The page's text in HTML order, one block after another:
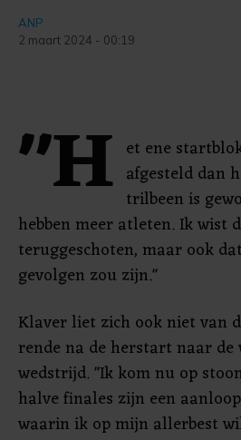
ANP
2 maart 2024 - 00:19
"H et ene
afgesteld dan
trilbeen is
hebben meer atleten. Ik wist
teruggeschoten, maar ook
gevolgen zou zijn."
Klaver liet zich ook niet van
rende na de herstart naar
wedstrijd. "Ik kom nu op
halve finales zijn een
waarin ik op mijn allerbest